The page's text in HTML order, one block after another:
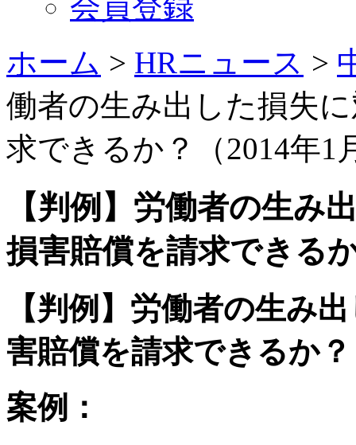
ホーム > HRニュース >
働者の生み出した損失
求できるか？（2014年1
【判例】労働者の生み
損害賠償を請求できる
【判例】労働者の生み
害賠償を請求できるか
案例：